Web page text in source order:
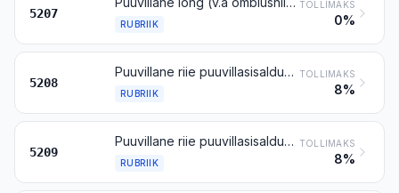
5207
RUBRIIK
TOLLIMAKS
0%
5208
Puuvillane riie puuvillasisaldusega vähemalt 85 % massist, pindtihedusega kuni 200 g/m²
RUBRIIK
TOLLIMAKS
8%
5209
Puuvillane riie puuvillasisaldusega vähemalt 85 % massist, pindtihedusega üle 200 g/m²
RUBRIIK
TOLLIMAKS
8%